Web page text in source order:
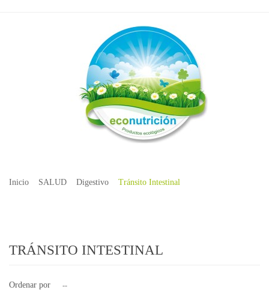
Inicio SALUD Digestivo Tránsito Intestinal
TRÁNSITO INTESTINAL
Ordenar por --